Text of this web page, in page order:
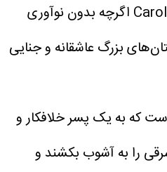
است. 2025 Carolina Caroline اگرچه بدون نوآوری
بزرگ عاشقانه و جنایی
که به یک پسر خلافکار و
را به آشوب بکشند و